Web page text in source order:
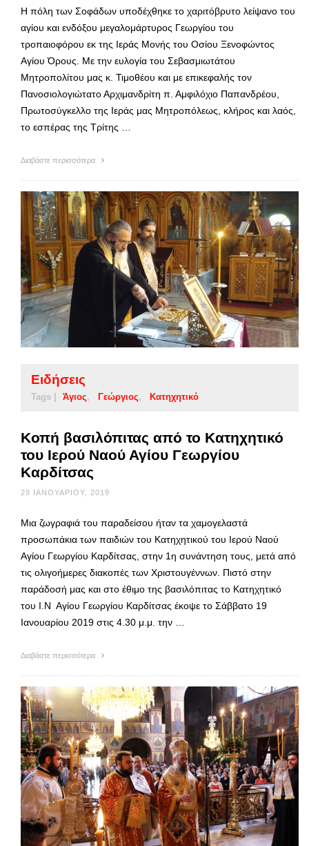
Η πόλη των Σοφάδων υποδέχθηκε το χαριτόβρυτο λείψανο του
αγίου και ενδόξου μεγαλομάρτυρος Γεωργίου του
τροπαιοφόρου εκ της Ιεράς Μονής του Οσίου Ξενοφώντος
Αγίου Όρους. Με την ευλογία του Σεβασμιωτάτου
Μητροπολίτου μας κ. Τιμοθέου και με επικεφαλής τον
Πανοσιολογιώτατο Αρχιμανδρίτη π. Αμφιλόχιο Παπανδρέου,
Πρωτοσύγκελλο της Ιεράς μας Μητροπόλεως, κλήρος και λαός,
το εσπέρας της Τρίτης …
Διαβάστε περισσότερα
Ειδήσεις
Tags | Άγιος Γεώργιος Κατηχητικό
Κοπή βασιλόπιτας από το Κατηχητικό
του Ιερού Ναού Αγίου Γεωργίου
Καρδίτσας
29 ΙΑΝΟΥΑΡΊΟΥ, 2019
Μια ζωγραφιά του παραδείσου ήταν τα χαμογελαστά
προσωπάκια των παιδιών του Κατηχητικού του Ιερού Ναού
Αγίου Γεωργίου Καρδίτσας, στην 1η συνάντηση τους, μετά από
τις ολιγοήμερες διακοπές των Χριστουγέννων. Πιστό στην
παράδοσή μας και στο έθιμο της βασιλόπιτας το Κατηχητικό
του Ι.Ν Αγίου Γεωργίου Καρδίτσας έκοψε το Σάββατο 19
Ιανουαρίου 2019 στις 4.30 μ.μ. την …
Διαβάστε περισσότερα